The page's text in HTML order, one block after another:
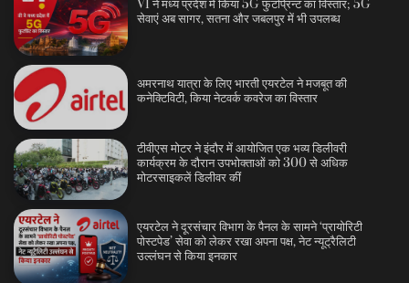
VI ने मध्य प्रदेश में किया 5G फुटप्रिन्ट का विस्तार; 5G
सेवाएं अब सागर, सतना और जबलपुर में भी उपलब्ध
अमरनाथ यात्रा के लिए भारती एयरटेल ने मजबूत की
कनेक्टिविटी, किया नेटवर्क कवरेज का विस्तार
टीवीएस मोटर ने इंदौर में आयोजित एक भव्य डिलीवरी
कार्यक्रम के दौरान उपभोक्ताओं को 300 से अधिक
मोटरसाइकलें डिलीवर कीं
एयरटेल ने दूरसंचार विभाग के पैनल के सामने ‘प्रायोरिटी
पोस्टपेड’ सेवा को लेकर रखा अपना पक्ष, नेट न्यूट्रैलिटी
उल्लंघन से किया इनकार